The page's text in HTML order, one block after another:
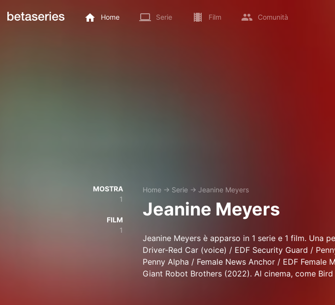
Home Serie Film Comunità
MOSTRA
1
FILM
1
Home → Serie → Jeanine Meyers
Jeanine Meyers
Jeanine Meyers è apparso in 1 serie e 1 film. Una
Driver-Red Car (voice) / EDF Security Guard /
Penny Alpha / Female News Anchor / EDF Female
Giant Robot Brothers (2022). Al cinema, come